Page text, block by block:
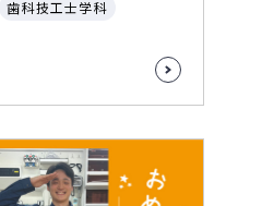
歯科技工士学科